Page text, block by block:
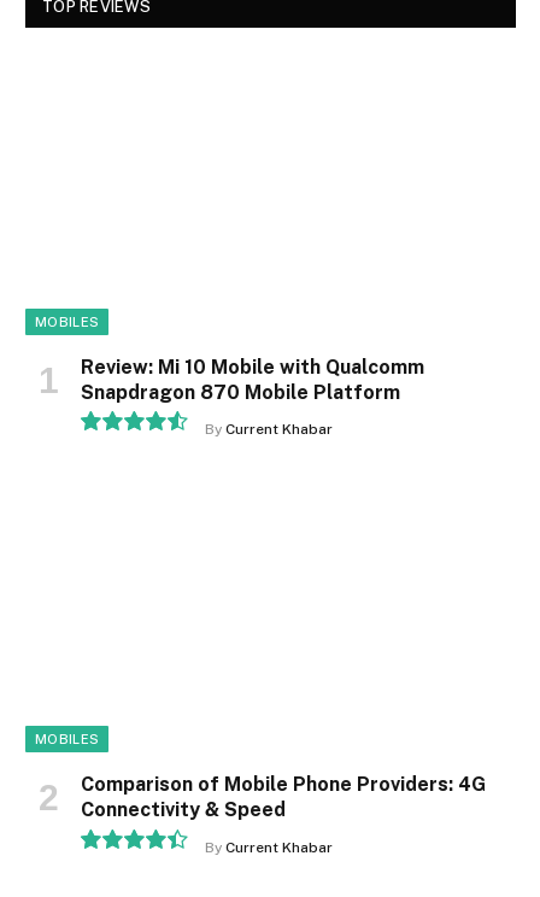
TOP REVIEWS
MOBILES
Review: Mi 10 Mobile with Qualcomm
Snapdragon 870 Mobile Platform
By Current Khabar
MOBILES
Comparison of Mobile Phone Providers: 4G
Connectivity & Speed
By Current Khabar